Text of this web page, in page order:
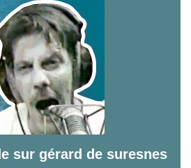
sur gérard de suresnes